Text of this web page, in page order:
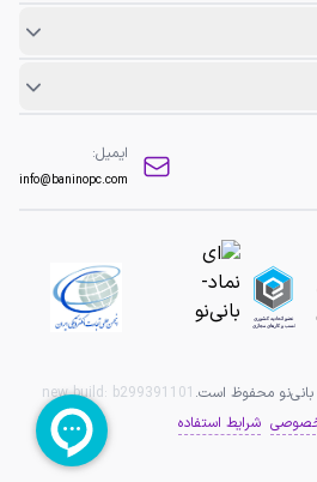
ایمیل:
info@baninopc.com
محفوظ است. new build: b299391101
شرایط استفاده